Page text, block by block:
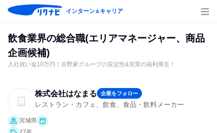
インターン＆キャリア
飲食業界の総合職(エリアマネージャー、商品
企画候補)
入社祝い金10万円！吉野家グループの安定性&充実の福利厚生！
株式会社はなまる 企業をフォロー
レストラン・カフェ、飲食、食品・飲料メーカー
宮城県